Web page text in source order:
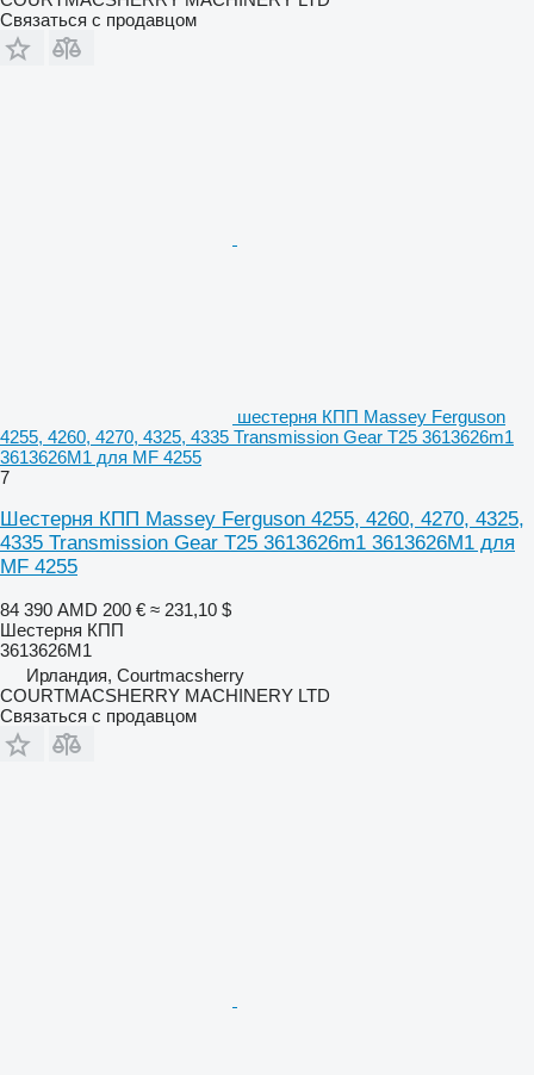
Связаться с продавцом
шестерня КПП Massey Ferguson
4255, 4260, 4270, 4325, 4335 Transmission Gear T25 3613626m1
3613626M1 для MF 4255
7
Шестерня КПП Massey Ferguson 4255, 4260, 4270, 4325,
4335 Transmission Gear T25 3613626m1 3613626M1 для
MF 4255
84 390 AMD 200 € ≈ 231,10 $
Шестерня КПП
3613626M1
Ирландия, Courtmacsherry
COURTMACSHERRY MACHINERY LTD
Связаться с продавцом